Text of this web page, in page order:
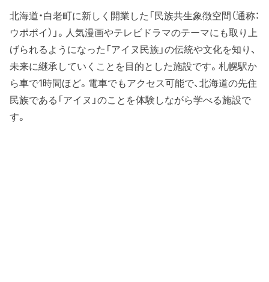
北海道・白老町に新しく開業した「民族共生象徴空間（通称：
ウポポイ）」。人気漫画やテレビドラマのテーマにも取り上
げられるようになった「アイヌ民族」の伝統や文化を知り、
未来に継承していくことを目的とした施設です。札幌駅か
ら車で1時間ほど。電車でもアクセス可能で、北海道の先住
民族である「アイヌ」のことを体験しながら学べる施設で
す。